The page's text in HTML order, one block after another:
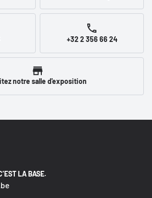
+32 2 356 66 24
notre salle d'exposition
LA BASE.